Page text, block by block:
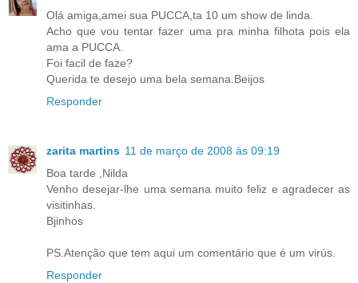
Olá amiga,amei sua PUCCA,ta 10 um show de linda.
Acho que vou tentar fazer uma pra minha filhota pois ela
ama a PUCCA.
Foi facil de faze?
Querida te desejo uma bela semana.Beijos
Responder
zarita martins 11 de março de 2008 às 09:19
Boa tarde ,Nilda
Venho desejar-lhe uma semana muito feliz e agradecer as
visitinhas.
Bjinhos
PS.Atenção que tem aqui um comentário que é um virús.
Responder